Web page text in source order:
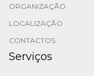
ORGANIZAÇÃO
LOCALIZAÇÃO
CONTACTOS
Serviços